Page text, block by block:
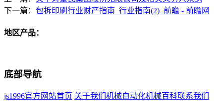
下一篇： 包拆印刷行业财产指南_行业指南(2)_前瞻 - 前瞻网
地区产品：
底部导航
js1996官方网站首页 关于我们 机械自动化机械百科联系我们